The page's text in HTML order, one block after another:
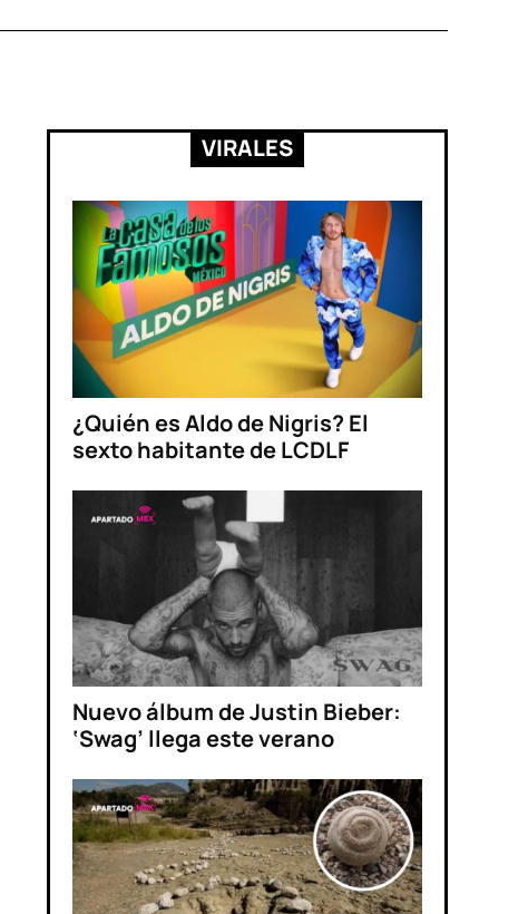
VIRALES
¿Quién es Aldo de Nigris? El
sexto habitante de LCDLF
Nuevo álbum de Justin Bieber:
‘Swag’ llega este verano